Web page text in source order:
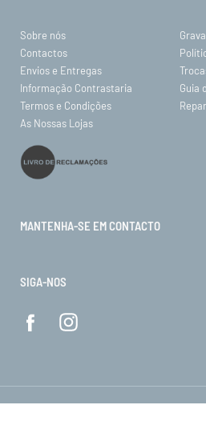
Sobre nós
Contactos
Envios e Entregas
Informação Contrastaria
Guia
Termos e Condições
As Nossas Lojas
MANTENHA-SE EM CONTACTO
SIGA-NOS
© ORO 2026. Todos os direitos reservados.